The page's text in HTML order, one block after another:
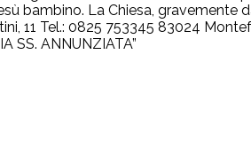
bambino. La Chiesa, gravemente
11 Tel.: 0825 753345 83024
SS. ANNUNZIATA”